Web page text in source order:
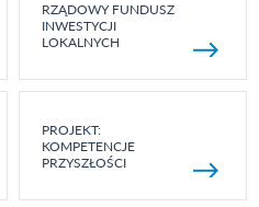
RZĄDOWY FUNDUSZ
INWESTYCJI
LOKALNYCH
PROJEKT:
KOMPETENCJE
PRZYSZŁOŚCI